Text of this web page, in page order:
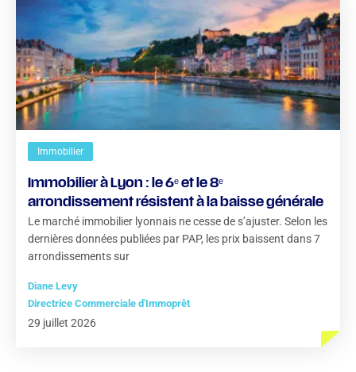
Immobilier
Immobilier à Lyon : le 6ᵉ et le 8ᵉ
arrondissement résistent à la baisse générale
Le marché immobilier lyonnais ne cesse de s’ajuster. Selon les
dernières données publiées par PAP, les prix baissent dans 7
arrondissements sur
Diane Levy
Directrice Commerciale d'Immoprêt
29 juillet 2026